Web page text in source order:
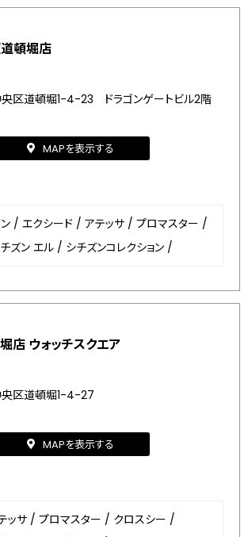
頓堀店
区道頓堀1-4-23 ドラゴンゲートビル2階
MAPを表示する
/ エクシード / アテッサ / プロマスター /
ズン エル / シチズンコレクション /
店 ウォッチスクエア
区道頓堀1-4-27
MAPを表示する
ッサ / プロマスター / クロスシー /